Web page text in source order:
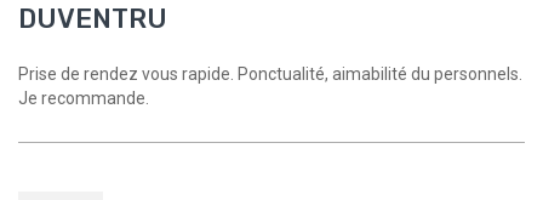
DUVENTRU
Prise de rendez vous rapide. Ponctualité, aimabilité du personnels.
Je recommande.